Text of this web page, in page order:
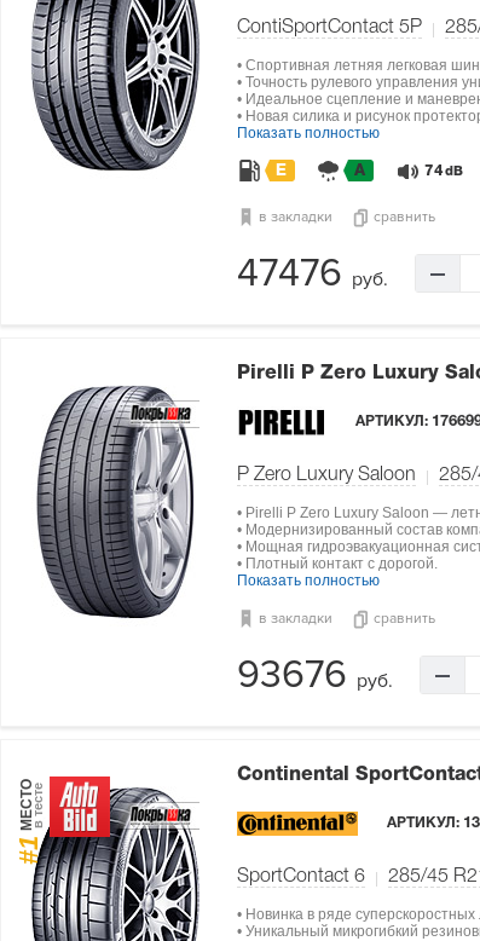
ContiSportContact 5P
• Спортивная летняя легковая
• Точность рулевого управления
• Идеальное сцепление и
• Новая силика и рисунок
Показать полностью
E A 74dB
в закладки сравнить
47476 руб.
Pirelli P Zero Luxury
АРТИКУЛ:
P Zero Luxury Saloon 285/
• Pirelli P Zero Luxury Saloon —
• Модернизированный состав
• Мощная гидроэвакуационная
• Плотный контакт с дорогой.
Показать полностью
в закладки сравнить
93676 руб.
#1
МЕСТОв тесте
Continental
АРТИКУЛ:
SportContact 6 285/45
• Новинка в ряде
• Уникальный микрогибкий